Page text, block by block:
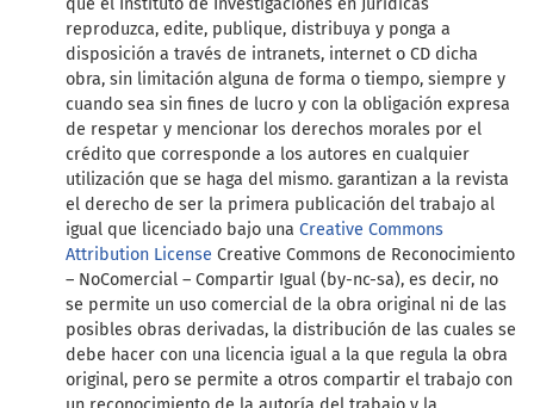
reproduzca, edite, publique, distribuya y ponga a
disposición a través de intranets, internet o CD dicha
obra, sin limitación alguna de forma o tiempo, siempre y
cuando sea sin fines de lucro y con la obligación expresa
de respetar y mencionar los derechos morales por el
crédito que corresponde a los autores en cualquier
utilización que se haga del mismo. garantizan a la revista
el derecho de ser la primera publicación del trabajo al
igual que licenciado bajo una Creative Commons
Attribution License Creative Commons de Reconocimiento
– NoComercial – Compartir Igual (by-nc-sa), es decir, no
se permite un uso comercial de la obra original ni de las
posibles obras derivadas, la distribución de las cuales se
debe hacer con una licencia igual a la que regula la obra
original, pero se permite a otros compartir el trabajo con